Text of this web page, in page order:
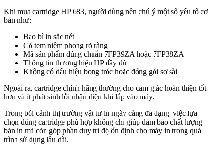
Khi mua cartridge HP 683, người dùng nên chú ý một số yếu tố cơ
bản như:
Bao bì in sắc nét
Có tem niêm phong rõ ràng
Mã sản phẩm đúng chuẩn 7FP39ZA hoặc 7FP38ZA
Thông tin thương hiệu HP đầy đủ
Không có dấu hiệu bong tróc hoặc đóng gói sơ sài
Ngoài ra, cartridge chính hãng thường cho cảm giác hoàn thiện tốt
hơn và ít phát sinh lỗi nhận diện khi lắp vào máy.
Trong bối cảnh thị trường vật tư in ngày càng đa dạng, việc lựa
chọn đúng cartridge phù hợp không chỉ giúp đảm bảo chất lượng
bản in mà còn góp phần duy trì độ ổn định cho máy in trong quá
trình sử dụng lâu dài.